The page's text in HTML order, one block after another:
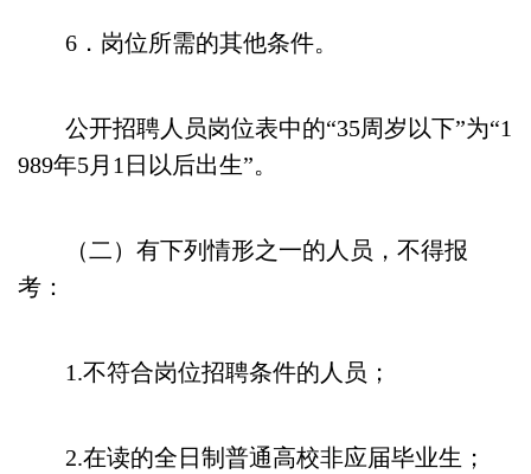
6．岗位所需的其他条件。
公开招聘人员岗位表中的“35周岁以下”为“1
989年5月1日以后出生”。
（二）有下列情形之一的人员，不得报
考：
1.不符合岗位招聘条件的人员；
2.在读的全日制普通高校非应届毕业生；